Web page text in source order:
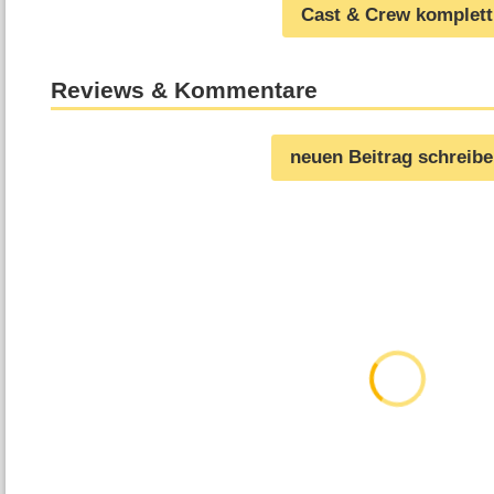
Cast & Crew komplett
Reviews & Kommentare
neuen Beitrag